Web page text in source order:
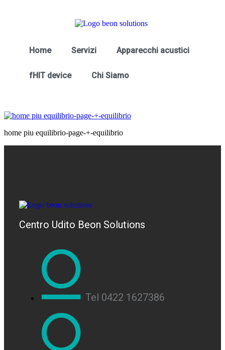
Home Servizi Apparecchi acustici
fHIT device Chi Siamo
home piu equilibrio-page-+-equilibrio
Centro Udito Beon Solutions
Tel 0422 1627386